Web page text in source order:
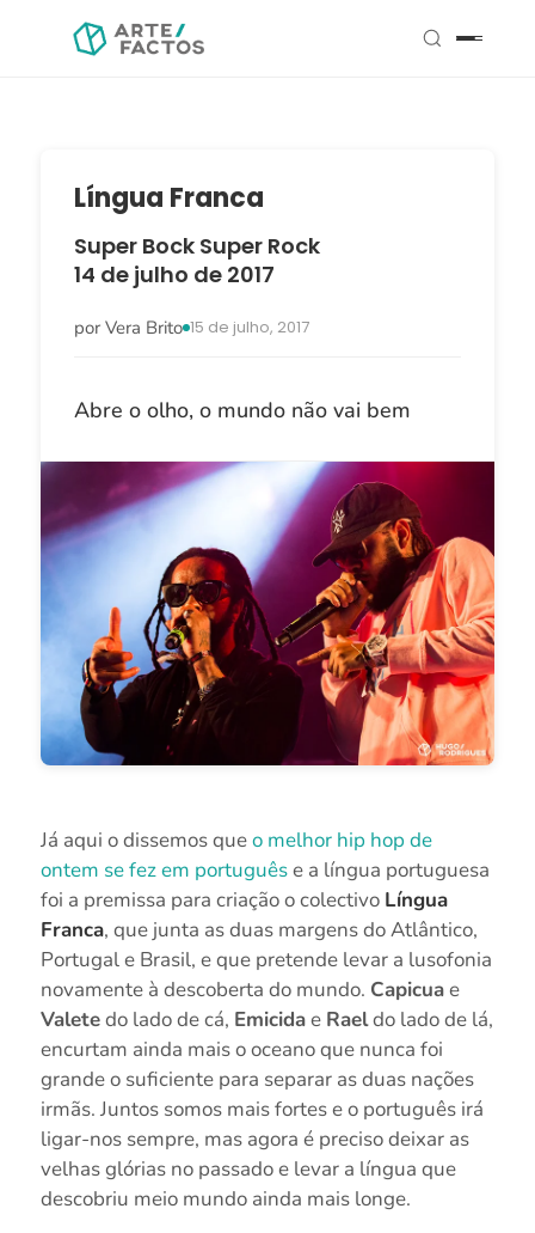
Língua Franca
Super Bock Super Rock
14 de julho de 2017
por Vera Brito 15 de julho, 2017
Abre o olho, o mundo não vai bem
Já aqui o dissemos queo melhor hip hop de
ontem se fez em portuguêse a língua portuguesa
foi a premissa para criação o colectivo Língua
Franca, que junta as duas margens do Atlântico,
Portugal e Brasil, e que pretende levar a lusofonia
novamente à descoberta do mundo. Capicuae
Valetedo lado de cá, Emicidae Raeldo lado de lá,
encurtam ainda mais o oceano que nunca foi
grande o suficiente para separar as duas nações
irmãs. Juntos somos mais fortes e o português irá
ligar-nos sempre, mas agora é preciso deixar as
velhas glórias no passado e levar a língua que
descobriu meio mundo ainda mais longe.